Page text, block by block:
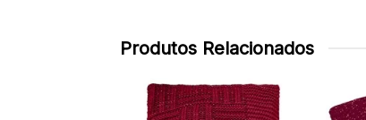
Produtos Relacionados